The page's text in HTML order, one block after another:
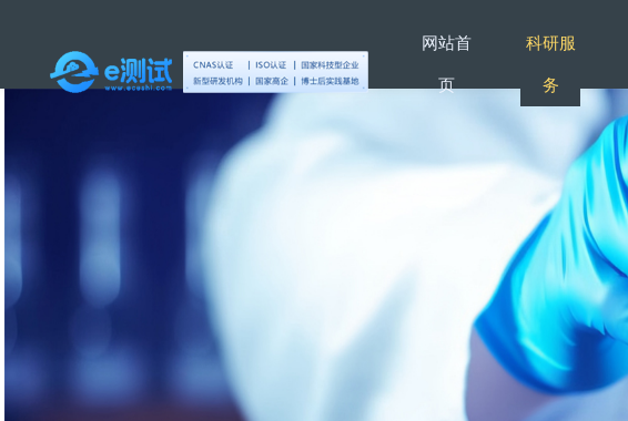
网站首
页
科研服
务